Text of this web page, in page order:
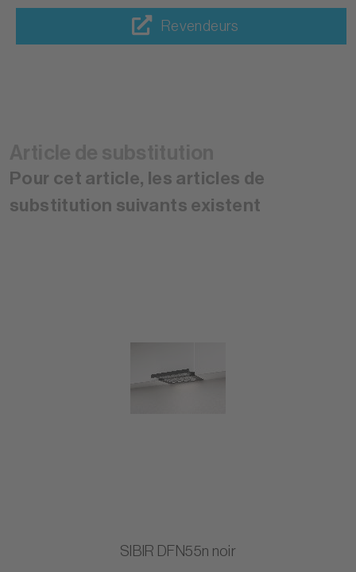
Revendeurs
Pour cet article, les articles de
substitution suivants existent
SIBIR DFN55n noir